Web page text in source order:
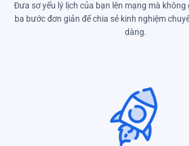
Đưa sơ yếu lý lịch của bạn lên mạng mà không
ba bước đơn giản để chia sẻ kinh nghiệm
dàng.